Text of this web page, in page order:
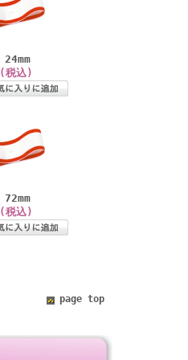
税込)
税込)
page top